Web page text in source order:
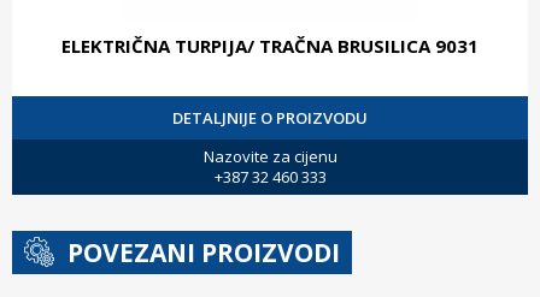
ELEKTRIČNA TURPIJA/ TRAČNA BRUSILICA 9031
DETALJNIJE O PROIZVODU
Nazovite za cijenu
+387 32 460 333
POVEZANI PROIZVODI